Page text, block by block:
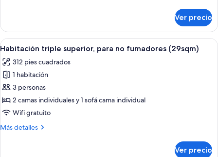
2
camas
individuales,
para
no
fumadores
superior
con
2
individuales,
2
camas
individuales,
para
no
fumadores
Ver precio
Abrir
todas
las
fotos
de
Habitación
triple
para
Un juego de artículos de tocador
7
Habitación triple superior, para no fumadores (29sqm)
312 pies cuadrados
1 habitación
3 personas
2 camas individuales y 1 sofá cama individual
Wifi gratuito
Más detalles
Más
Ver precio